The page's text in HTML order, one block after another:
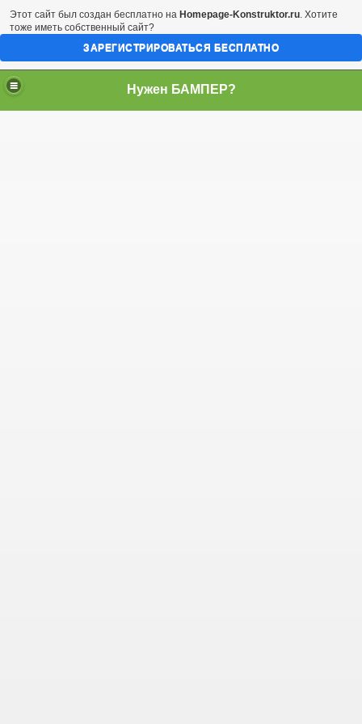
Нужен БАМПЕР?
Этот сайт был создан бесплатно на Homepage-Konstruktor.ru. Хотите
тоже иметь собственный сайт?
ЗАРЕГИСТРИРОВАТЬСЯ БЕСПЛАТНО